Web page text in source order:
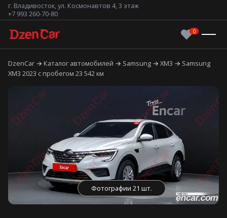
г. Владивосток, ул. Космонавтов 4, 3 этаж
+7 993 260-70-80
DzenCar Каталог автомобилей Samsung XM3
Samsung
XM3 2023 с пробегом 23 542 км
Фотографии 21 шт.